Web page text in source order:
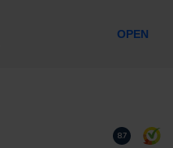
Download
8.7
OPEN